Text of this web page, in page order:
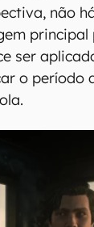
não
principal
ser
o período